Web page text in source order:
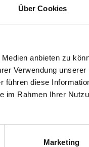
Über Cookies
anbieten zu
Verwendung unserer
führen diese
im Rahmen Ihrer
Marketing
Center